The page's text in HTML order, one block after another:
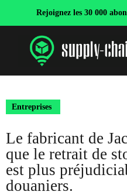
Rejoignez les 30 000
Entreprises
Le fabricant de
que le retrait de
est plus
douaniers.